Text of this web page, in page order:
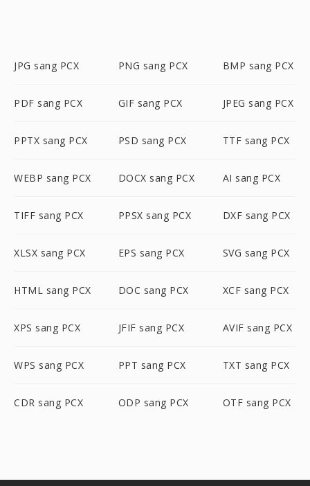
JPG sang PCX PNG sang PCX BMP sang PCX
PDF sang PCX GIF sang PCX JPEG sang PCX
PPTX sang PCX PSD sang PCX TTF sang PCX
WEBP sang PCX DOCX sang PCX AI sang PCX
TIFF sang PCX PPSX sang PCX DXF sang PCX
XLSX sang PCX EPS sang PCX SVG sang PCX
HTML sang PCX DOC sang PCX XCF sang PCX
XPS sang PCX JFIF sang PCX AVIF sang PCX
WPS sang PCX PPT sang PCX TXT sang PCX
CDR sang PCX ODP sang PCX OTF sang PCX